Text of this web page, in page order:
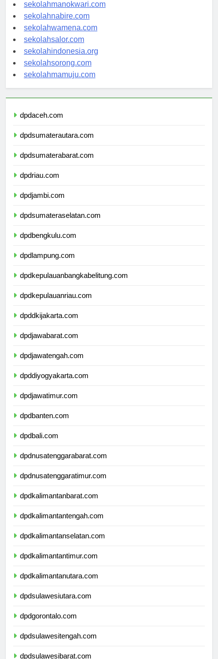
sekolahmanokwari.com
sekolahnabire.com
sekolahwamena.com
sekolahsalor.com
sekolahindonesia.org
sekolahsorong.com